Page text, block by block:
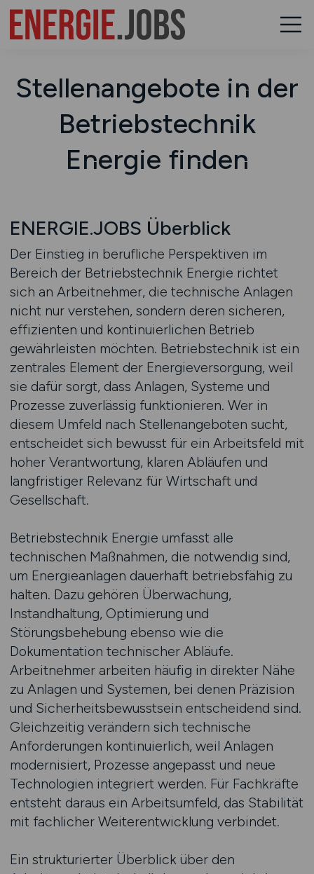
Stellenangebote in der
Betriebstechnik
Energie finden
ENERGIE.JOBS Überblick
Der Einstieg in berufliche Perspektiven im
Bereich der Betriebstechnik Energie richtet
sich an Arbeitnehmer, die technische Anlagen
nicht nur verstehen, sondern deren sicheren,
effizienten und kontinuierlichen Betrieb
gewährleisten möchten. Betriebstechnik ist ein
zentrales Element der Energieversorgung, weil
sie dafür sorgt, dass Anlagen, Systeme und
Prozesse zuverlässig funktionieren. Wer in
diesem Umfeld nach Stellenangeboten sucht,
entscheidet sich bewusst für ein Arbeitsfeld mit
hoher Verantwortung, klaren Abläufen und
langfristiger Relevanz für Wirtschaft und
Gesellschaft.
Betriebstechnik Energie umfasst alle
technischen Maßnahmen, die notwendig sind,
um Energieanlagen dauerhaft betriebsfähig zu
halten. Dazu gehören Überwachung,
Instandhaltung, Optimierung und
Störungsbehebung ebenso wie die
Dokumentation technischer Abläufe.
Arbeitnehmer arbeiten häufig in direkter Nähe
zu Anlagen und Systemen, bei denen Präzision
und Sicherheitsbewusstsein entscheidend sind.
Gleichzeitig verändern sich technische
Anforderungen kontinuierlich, weil Anlagen
modernisiert, Prozesse angepasst und neue
Technologien integriert werden. Für Fachkräfte
entsteht daraus ein Arbeitsumfeld, das Stabilität
mit fachlicher Weiterentwicklung verbindet.
Ein strukturierter Überblick über den